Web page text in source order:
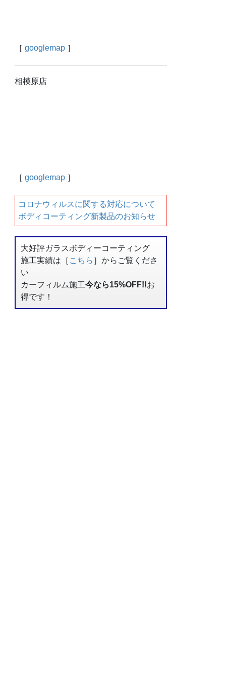
［googlemap ］
相模原店
［googlemap ］
コロナウィルスに関する対応について
ボディコーティング新製品のお知らせ
大好評ガラスボディーコーティング
施工実績は［ こちら ］からご覧くださ
い
カーフィルム施工今なら15%OFF!!お
得です！